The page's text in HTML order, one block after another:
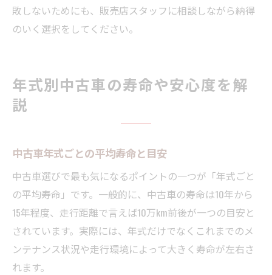
敗しないためにも、販売店スタッフに相談しながら納得
のいく選択をしてください。
年式別中古車の寿命や安心度を解
説
中古車年式ごとの平均寿命と目安
中古車選びで最も気になるポイントの一つが「年式ごと
の平均寿命」です。一般的に、中古車の寿命は10年から
15年程度、走行距離で言えば10万km前後が一つの目安と
されています。実際には、年式だけでなくこれまでのメ
ンテナンス状況や走行環境によって大きく寿命が左右さ
れます。